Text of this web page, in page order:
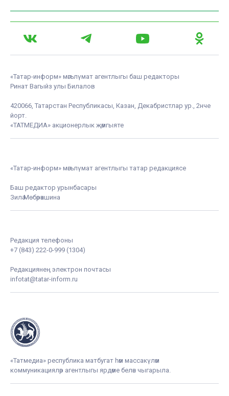
«Татар-информ» мәгълүмат агентлыгы баш редакторы
Ринат Вагыйз улы Билалов
420066, Татарстан Республикасы, Казан, Декабристлар ур., 2нче
йорт.
«ТАТМЕДИА» акционерлык җәмгыяте
«Татар-информ» мәгълүмат агентлыгы татар редакциясе
Баш редактор урынбасары
Зилә Мөбәрәкшина
Редакция телефоны
+7 (843) 222-0-999 (1304)
Редакциянең электрон почтасы
infotat@tatar-inform.ru
«Татмедиа» республика матбугат һәм массакүләм
коммуникацияләр агентлыгы ярдәме белән чыгарыла.